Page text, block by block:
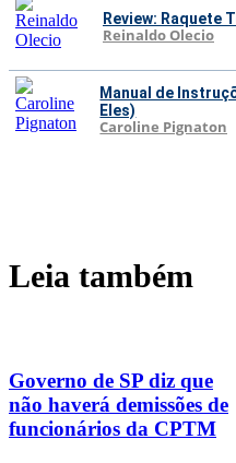
Review: Raquete
Reinaldo Olecio
Manual de
Eles)
Caroline Pignaton
Leia também
Governo de SP diz que
não haverá demissões de
funcionários da CPTM